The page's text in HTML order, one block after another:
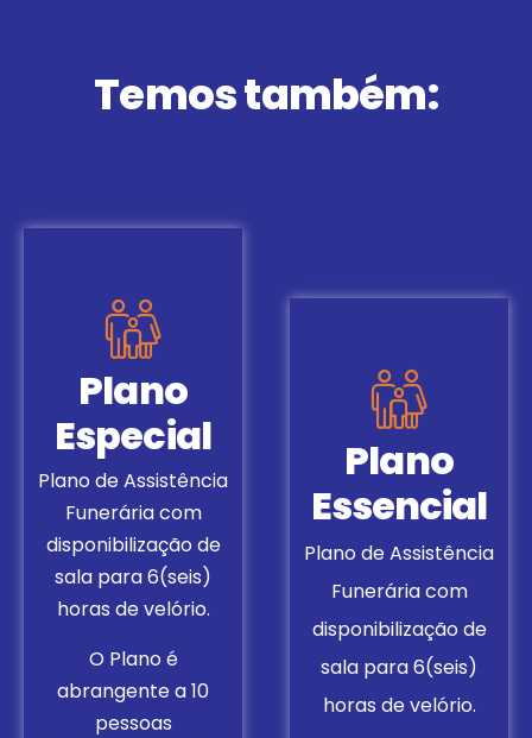
Temos também:
Plano
Especial
Plano de Assistência
Funerária com
disponibilização de
sala para 6(seis)
horas de velório.
O Plano é
abrangente a 10
pessoas
Plano
Essencial
Plano de Assistência
Funerária com
disponibilização de
sala para 6(seis)
horas de velório.